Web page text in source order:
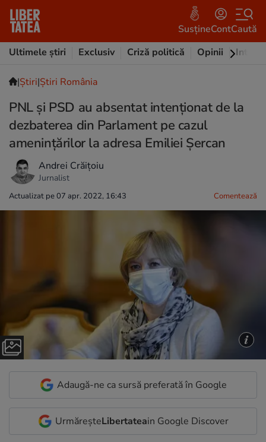
SusțineContCaută
Ultimele știri
Exclusiv Criză politică Opinii
|Ştiri|Știri România
PNL și PSD au absentat intenționat de la
dezbaterea din Parlament pe cazul
amenințărilor la adresa Emiliei Șercan
Andrei Crăițoiu
Jurnalist
Actualizat pe 07 apr. 2022, 16:43 Comentează
Adaugă-ne ca sursă preferată în Google
UrmăreșteLibertateain Google Discover